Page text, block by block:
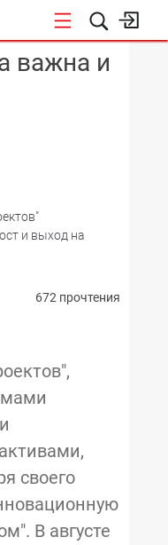
важна и
и выход на
672 прочтения
своего
В августе